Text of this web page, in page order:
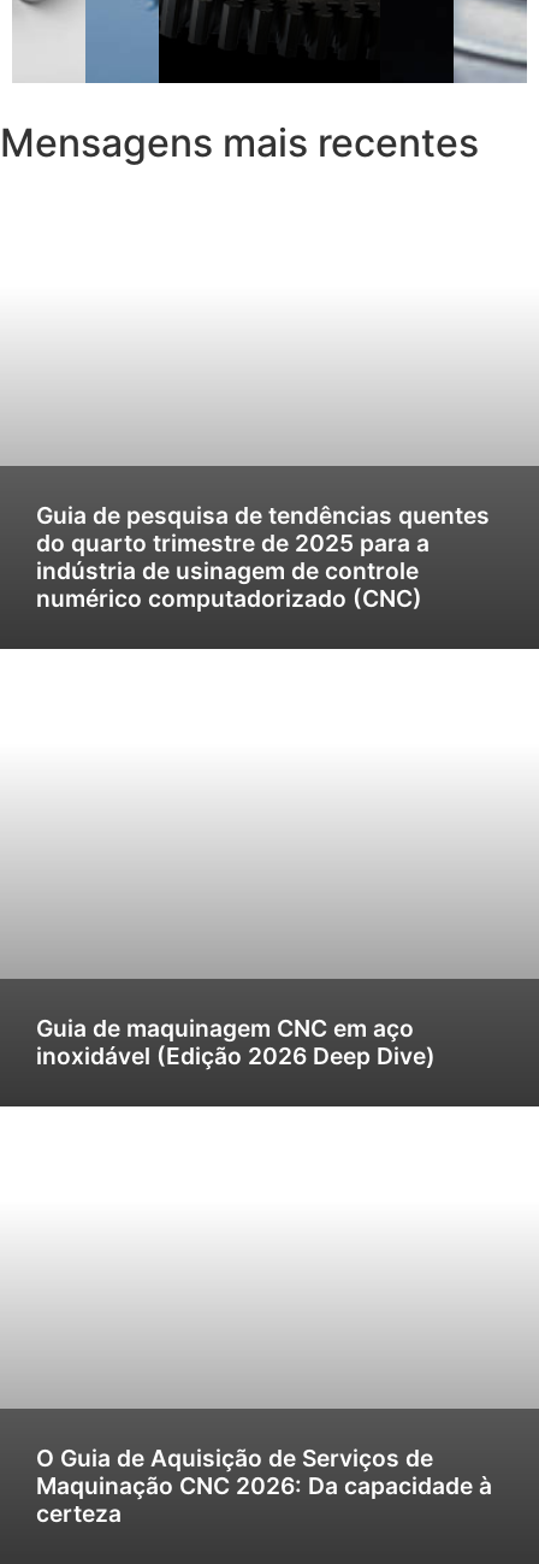
Mensagens mais recentes
Guia de pesquisa de tendências quentes
do quarto trimestre de 2025 para a
indústria de usinagem de controle
numérico computadorizado (CNC)
Guia de maquinagem CNC em aço
inoxidável (Edição 2026 Deep Dive)
O Guia de Aquisição de Serviços de
Maquinação CNC 2026: Da capacidade à
certeza